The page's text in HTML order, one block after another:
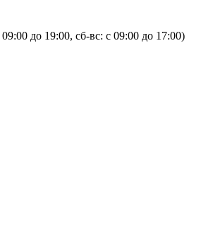
09:00 до 19:00, сб-вс: с 09:00 до 17:00)